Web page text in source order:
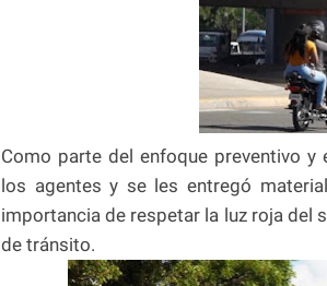
Como parte del enfoque preventivo
los agentes y se les entregó
importancia de respetar la luz roja del
de tránsito.